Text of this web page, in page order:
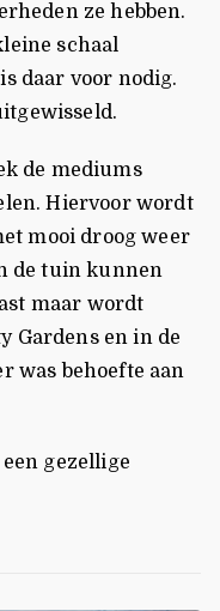
ze hebben.
schaal
daar voor nodig.
de mediums
Hiervoor wordt
mooi droog weer
de tuin kunnen
maar wordt
Gardens en in de
was behoefte aan
gezellige